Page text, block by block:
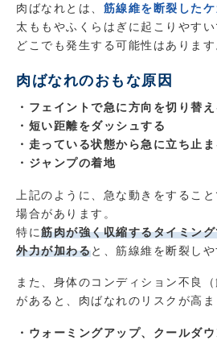
肉ばなれとは、 筋線維を断裂した
太ももやふくらはぎに起こりやす
どこでも発生する可能性はあります
肉ばなれのおもな原因
・フェイントで急に方向を切り替え
・短い距離をダッシュする
・走っている状態から急に立ち止ま
・ジャンプの着地
上記のように、急な動きをするこ
場合があります。
特に筋肉が強く収縮するタイミン
外力が加わると、筋線維を断裂し
また、身体のコンディション不良（
があると、肉ばなれのリスクが高ま
・ウォーミングアップ、クールダ